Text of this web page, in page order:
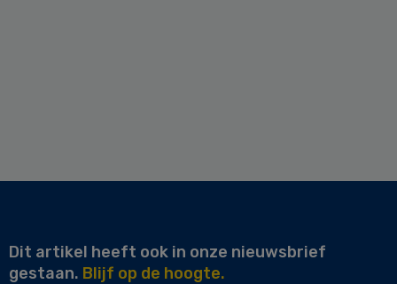
Dit artikel heeft ook in onze nieuwsbrief
gestaan. Blijf op de hoogte.